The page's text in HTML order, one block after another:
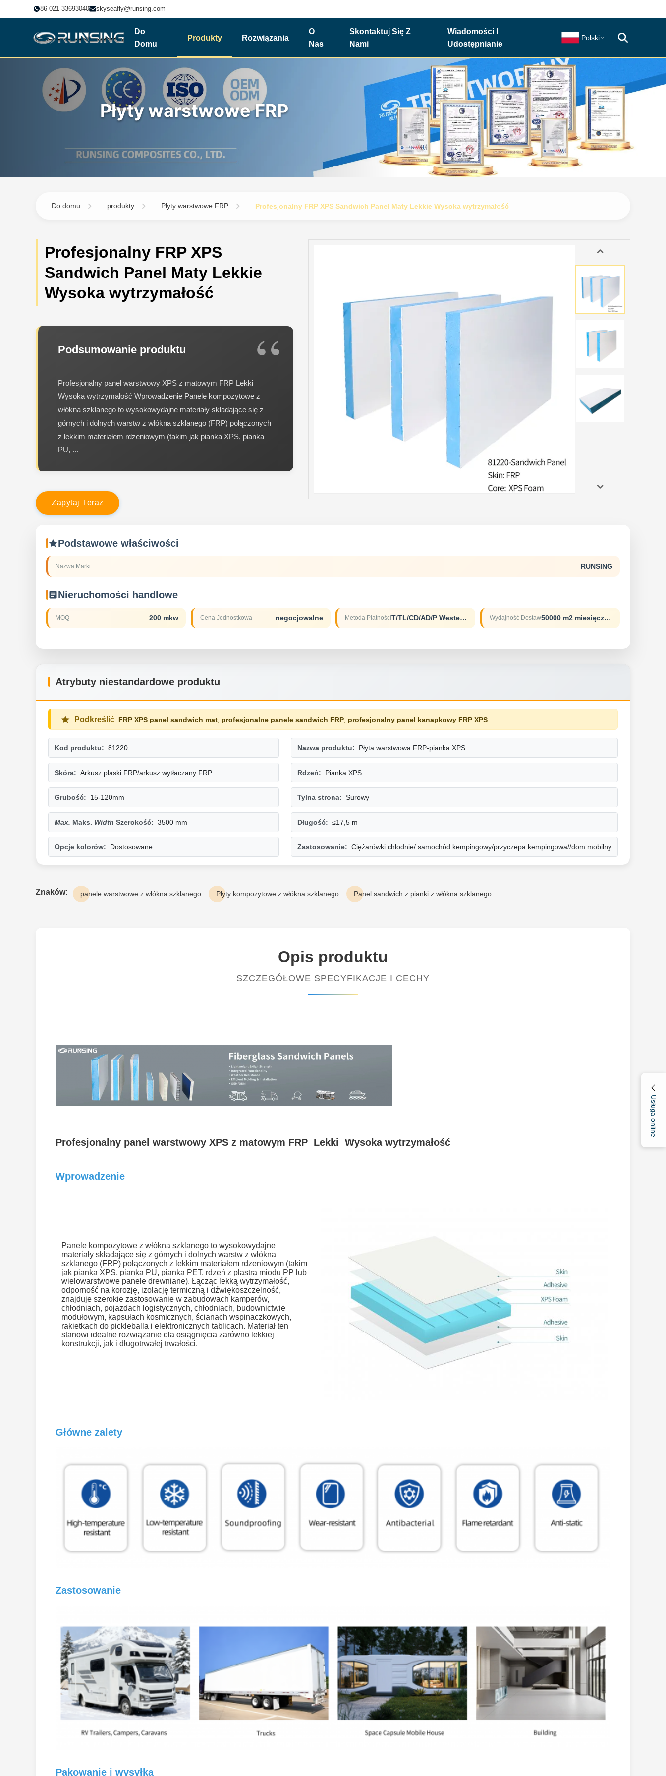
86-021-33693040 skyseafly@runsing.com
Do
Domu
Produkty Rozwiązania
O
Nas
Skontaktuj Się Z
Nami
Wiadomości I
Udostępnianie
Polski
Usługa online
Płyty warstwowe FRP
Do domu produkty Płyty warstwowe FRP Profesjonalny FRP XPS Sandwich Panel Maty Lekkie Wysoka wytrzymałość
Profesjonalny FRP XPS
Sandwich Panel Maty Lekkie
Wysoka wytrzymałość
Podsumowanie produktu
Profesjonalny panel warstwowy XPS z matowym FRP Lekki
Wysoka wytrzymałość Wprowadzenie Panele kompozytowe z
włókna szklanego to wysokowydajne materiały składające się z
górnych i dolnych warstw z włókna szklanego (FRP) połączonych
z lekkim materiałem rdzeniowym (takim jak pianka XPS, pianka
PU, ...
Zapytaj Teraz
Podstawowe właściwości
Nazwa Marki RUNSING
Nieruchomości handlowe
MOQ 200 mkw Cena Jednostkowa negocjowalne Metoda Płatności T/TL/CD/AD/P Western Union Wydajność Dostaw 50000 m2 miesięcznie
Atrybuty niestandardowe produktu
Podkreślić FRP XPS panel sandwich mat profesjonalne panele sandwich FRP profesjonalny panel kanapkowy FRP XPS
Kod produktu: 81220 Nazwa produktu: Płyta warstwowa FRP-pianka XPS
Skóra: Arkusz płaski FRP/arkusz wytłaczany FRP Rdzeń: Pianka XPS
Grubość: 15-120mm Tylna strona: Surowy
Max. Maks. Width Szerokość: 3500 mm Długość: ≤17,5 m
Opcje kolorów: Dostosowane Zastosowanie: Ciężarówki chłodnie/ samochód kempingowy/przyczepa kempingowa//dom mobilny
Znaków: panele warstwowe z włókna szklanego Płyty kompozytowe z włókna szklanego Panel sandwich z pianki z włókna szklanego
Opis produktu
SZCZEGÓŁOWE SPECYFIKACJE I CECHY
Profesjonalny panel warstwowy XPS z matowym FRP Lekki Wysoka wytrzymałość
Wprowadzenie
Panele kompozytowe z włókna szklanego to wysokowydajne
materiały składające się z górnych i dolnych warstw z włókna
szklanego (FRP) połączonych z lekkim materiałem rdzeniowym (takim
jak pianka XPS, pianka PU, pianka PET, rdzeń z plastra miodu PP lub
wielowarstwowe panele drewniane). Łącząc lekką wytrzymałość,
odporność na korozję, izolację termiczną i dźwiękoszczelność,
znajduje szerokie zastosowanie w zabudowach kamperów,
chłodniach, pojazdach logistycznych, chłodniach, budownictwie
modułowym, kapsułach kosmicznych, ścianach wspinaczkowych,
rakietkach do pickleballa i elektronicznych tablicach. Materiał ten
stanowi idealne rozwiązanie dla osiągnięcia zarówno lekkiej
konstrukcji, jak i długotrwałej trwałości.
Główne zalety
Zastosowanie
Pakowanie i wysyłka